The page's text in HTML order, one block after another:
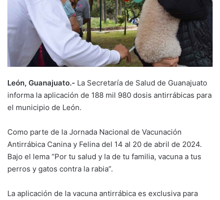
León, Guanajuato.- La Secretaría de Salud de Guanajuato
informa la aplicación de 188 mil 980 dosis antirrábicas para
el municipio de León.
Como parte de la Jornada Nacional de Vacunación
Antirrábica Canina y Felina del 14 al 20 de abril de 2024.
Bajo el lema “Por tu salud y la de tu familia, vacuna a tus
perros y gatos contra la rabia”.
La aplicación de la vacuna antirrábica es exclusiva para